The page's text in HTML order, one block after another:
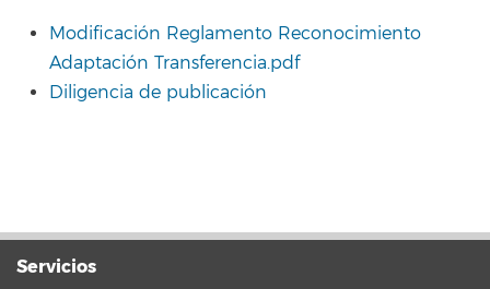
Modificación Reglamento Reconocimiento
Adaptación Transferencia.pdf
Diligencia de publicación
Servicios